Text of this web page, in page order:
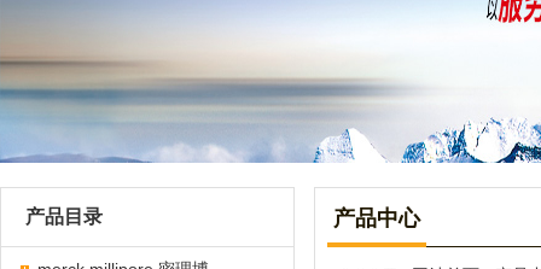
产品目录 产品中心